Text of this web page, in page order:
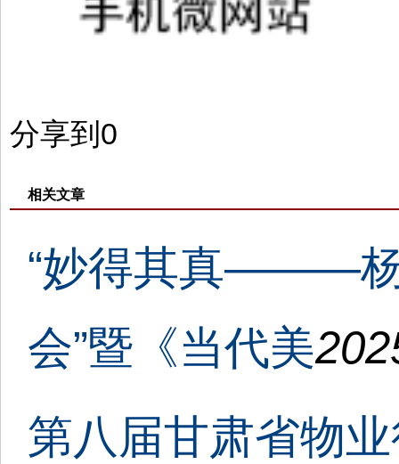
分享到 0
相关文章
“妙得其真———杨
会”暨《当代美
第八届甘肃省物